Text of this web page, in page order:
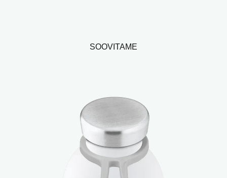
SOOVITAME